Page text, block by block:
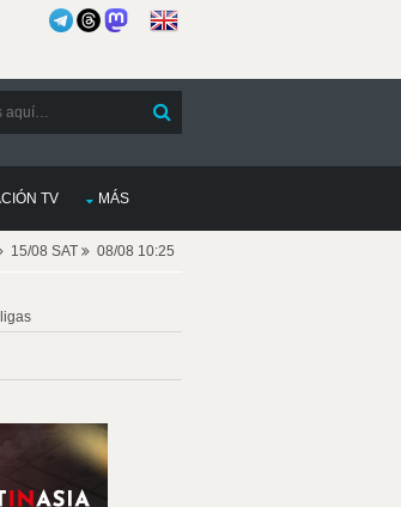
TV MÁS
15/08 SAT 08/08 10:25